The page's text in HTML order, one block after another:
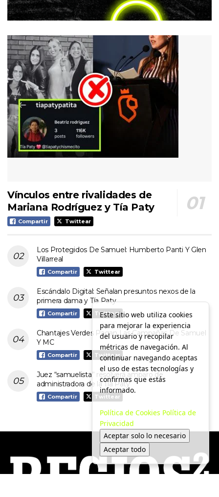
Vínculos entre rivalidades de
Mariana Rodríguez y Tía Paty
Compartir Twittear
Los Protegidos De Samuel: Humberto Panti Y Glen
Villarreal
Compartir Twittear
Escándalo Digital: Señalan presuntos nexos de la
primera dama y Tía Paty
Compartir Twittear
Chantajes Verdes Pagan Las Campañas De Samuel
Y MC
Compartir Twittear
Juez “samuelista” resolverá amparo de
administradora de la Tía Paty
Compartir Twittear
Este sitio web utiliza cookies
para mejorar la experiencia
del usuario y recopilar
métricas de navegación. Al
continuar navegando aceptas
el uso de estas tecnologías y
confirmas que estás
informado.
Política de Cookies Política de
Privacidad
Aceptar solo lo necesario
Aceptar todo